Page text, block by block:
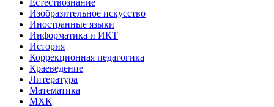
Изобразительное искусство
Иностранные языки
Информатика и ИКТ
История
Коррекционная педагогика
Краеведение
Литература
Математика
МХК